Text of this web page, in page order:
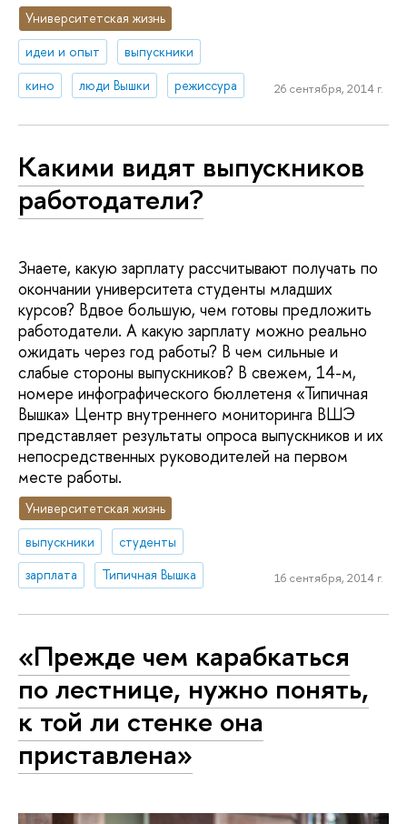
Университетская жизнь
идеи и опыт
выпускники
кино
люди Вышки режиссура 26 сентября, 2014 г.
Какими видят выпускников
работодатели?
Знаете, какую зарплату рассчитывают получать по
окончании университета студенты младших
курсов? Вдвое большую, чем готовы предложить
работодатели. А какую зарплату можно реально
ожидать через год работы? В чем сильные и
слабые стороны выпускников? В свежем, 14-м,
номере инфографического бюллетеня «Типичная
Вышка» Центр внутреннего мониторинга ВШЭ
представляет результаты опроса выпускников и их
непосредственных руководителей на первом
месте работы.
Университетская жизнь
выпускники
студенты
зарплата
Типичная Вышка 16 сентября, 2014 г.
«Прежде чем карабкаться
по лестнице, нужно понять,
к той ли стенке она
приставлена»